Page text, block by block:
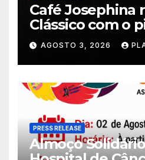
Café Josephina
Clássico com o
Varani nesta
AGOSTO 3, 2026
PRESS RELEASE
Almoço